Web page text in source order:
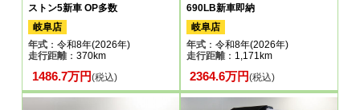
ストン5新車 OP多数
岐阜店
年式 ：令和8年(2026年)
走行距離：370km
1486.7万円(税込)
690LB新車即納
岐阜店
年式：令和8年(2026年)
走行距離：1,171km
2364.6万円(税込)